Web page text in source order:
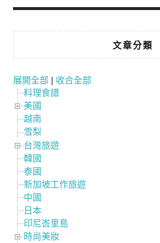
文章分類
展開全部 | 收合全部
料理食譜
美國
越南
雪梨
台灣旅遊
韓國
泰國
新加坡工作旅遊
中國
日本
印尼峇里島
時尚美妝